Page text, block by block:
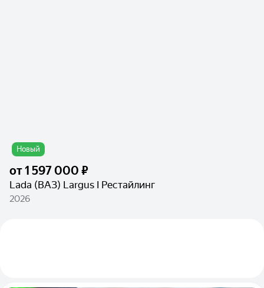
Новый
от1 597 000 ₽
Lada (ВАЗ) Largus I Рестайлинг
2026